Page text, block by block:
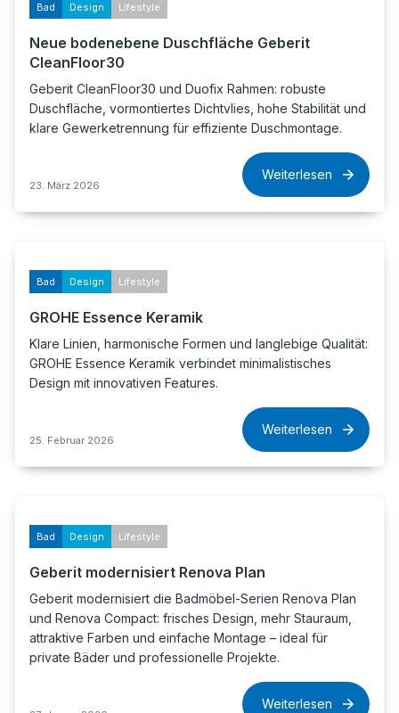
Bad Design Lifestyle
Neue bodenebene Duschfläche Geberit
CleanFloor30
Geberit CleanFloor30 und Duofix Rahmen: robuste
Duschfläche, vormontiertes Dichtvlies, hohe Stabilität und
klare Gewerketrennung für effiziente Duschmontage.
23. März 2026
Weiterlesen
Bad Design Lifestyle
GROHE Essence Keramik
Klare Linien, harmonische Formen und langlebige Qualität:
GROHE Essence Keramik verbindet minimalistisches
Design mit innovativen Features.
25. Februar 2026
Weiterlesen
Bad Design Lifestyle
Geberit modernisiert Renova Plan
Geberit modernisiert die Badmöbel-Serien Renova Plan
und Renova Compact: frisches Design, mehr Stauraum,
attraktive Farben und einfache Montage – ideal für
private Bäder und professionelle Projekte.
Weiterlesen